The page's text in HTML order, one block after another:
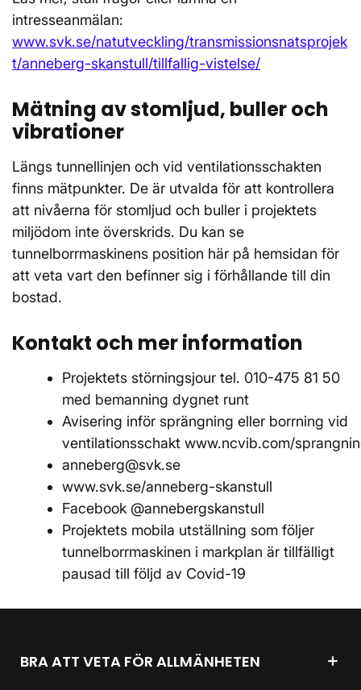
intresseanmälan:
www.svk.se/natutveckling/transmissionsnatsprojek
t/anneberg-skanstull/tillfallig-vistelse/
Mätning av stomljud, buller och
vibrationer
Längs tunnellinjen och vid ventilationsschakten
finns mätpunkter. De är utvalda för att kontrollera
att nivåerna för stomljud och buller i projektets
miljödom inte överskrids. Du kan se
tunnelborrmaskinens position här på hemsidan för
att veta vart den befinner sig i förhållande till din
bostad.
Kontakt och mer information
Projektets störningsjour tel. 010-475 81 50
med bemanning dygnet runt
Avisering inför sprängning eller borrning vid
ventilationsschakt www.ncvib.com/
anneberg@svk.se
www.svk.se/anneberg-skanstull
Facebook @annebergskanstull
Projektets mobila utställning som följer
tunnelborrmaskinen i markplan är tillfälligt
pausad till följd av Covid-19
BRA ATT VETA FÖR ALLMÄNHETEN